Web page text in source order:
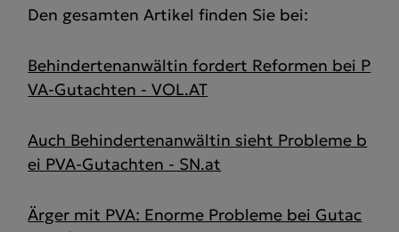
Den gesamten Artikel finden Sie bei:
Behindertenanwältin fordert Reformen bei P
VA-Gutachten - VOL.AT
Auch Behindertenanwältin sieht Probleme b
ei PVA-Gutachten - SN.at
Ärger mit PVA: Enorme Probleme bei Gutac